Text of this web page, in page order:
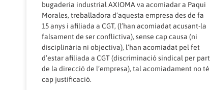
bugaderia industrial AXIOMA va acomiadar a Paqui
Morales, treballadora d’aquesta empresa des de fa
15 anys i afiliada a CGT, (l’han acomiadat acusant-la
falsament de ser conflictiva), sense cap causa (ni
disciplinària ni objectiva), l’han acomiadat pel fet
d’estar afiliada a CGT (discriminació sindical per part
de la direcció de l’empresa), tal acomiadament no té
cap justificació.